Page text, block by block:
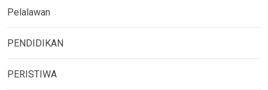
Pelalawan
PENDIDIKAN
PERISTIWA